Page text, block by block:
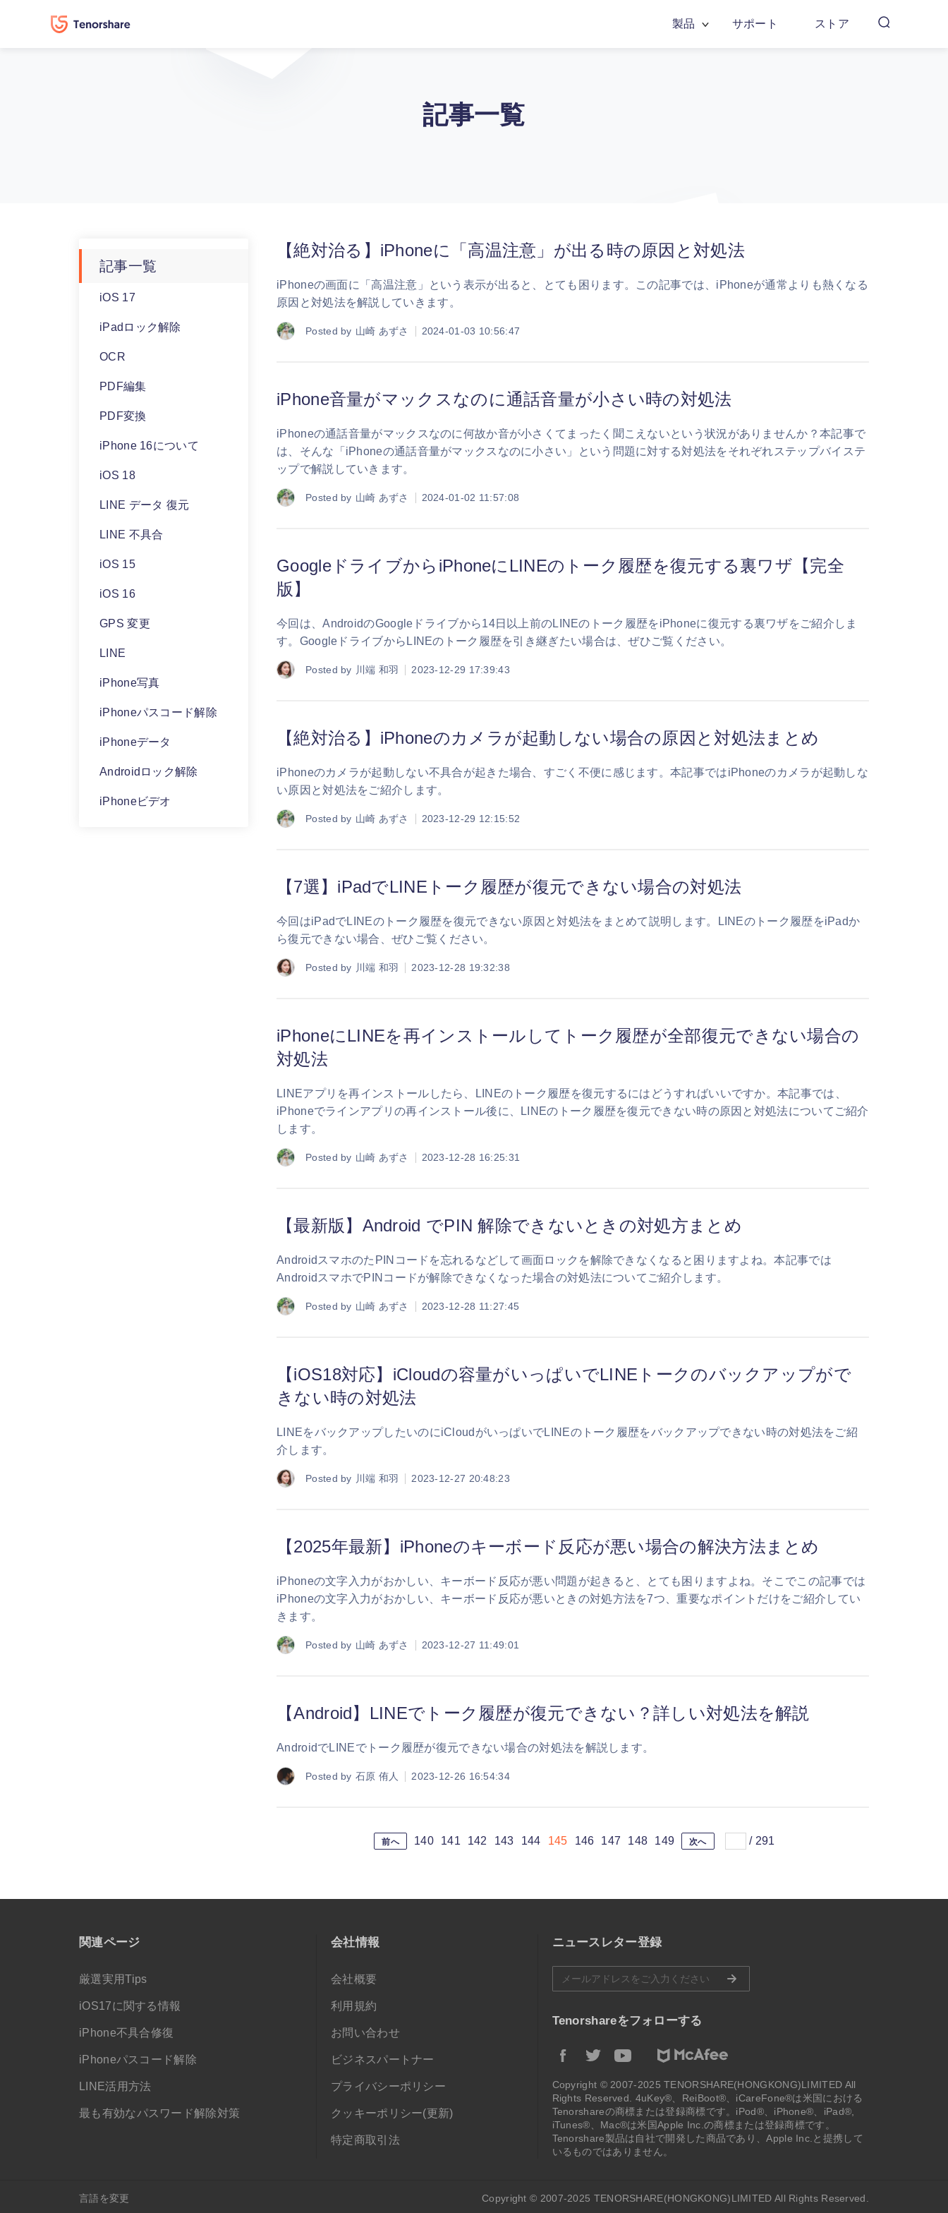
製品 サポート ストア
記事一覧
記事一覧
iOS 17
iPadロック解除
OCR
PDF編集
PDF変換
iPhone 16について
iOS 18
LINE データ 復元
LINE 不具合
iOS 15
iOS 16
GPS 変更
LINE
iPhone写真
iPhoneパスコード解除
iPhoneデータ
Androidロック解除
iPhoneビデオ
【絶対治る】iPhoneに「高温注意」が出る時の原因と対処法
iPhoneの画面に「高温注意」という表示が出ると、とても困ります。この記事では、iPhoneが通常よりも熱くなる
原因と対処法を解説していきます。
Posted by 山崎 あずさ 2024-01-03 10:56:47
iPhone音量がマックスなのに通話音量が小さい時の対処法
iPhoneの通話音量がマックスなのに何故か音が小さくてまったく聞こえないという状況がありませんか？本記事で
は、そんな「iPhoneの通話音量がマックスなのに小さい」という問題に対する対処法をそれぞれステップバイステ
ップで解説していきます。
Posted by 山崎 あずさ 2024-01-02 11:57:08
GoogleドライブからiPhoneにLINEのトーク履歴を復元する裏ワザ【完全
版】
今回は、AndroidのGoogleドライブから14日以上前のLINEのトーク履歴をiPhoneに復元する裏ワザをご紹介しま
す。GoogleドライブからLINEのトーク履歴を引き継ぎたい場合は、ぜひご覧ください。
Posted by 川端 和羽 2023-12-29 17:39:43
【絶対治る】iPhoneのカメラが起動しない場合の原因と対処法まとめ
iPhoneのカメラが起動しない不具合が起きた場合、すごく不便に感じます。本記事ではiPhoneのカメラが起動しな
い原因と対処法をご紹介します。
Posted by 山崎 あずさ 2023-12-29 12:15:52
【7選】iPadでLINEトーク履歴が復元できない場合の対処法
今回はiPadでLINEのトーク履歴を復元できない原因と対処法をまとめて説明します。LINEのトーク履歴をiPadか
ら復元できない場合、ぜひご覧ください。
Posted by 川端 和羽 2023-12-28 19:32:38
iPhoneにLINEを再インストールしてトーク履歴が全部復元できない場合の
対処法
LINEアプリを再インストールしたら、LINEのトーク履歴を復元するにはどうすればいいですか。本記事では、
iPhoneでラインアプリの再インストール後に、LINEのトーク履歴を復元できない時の原因と対処法についてご紹介
します。
Posted by 山崎 あずさ 2023-12-28 16:25:31
【最新版】Android でPIN 解除できないときの対処方まとめ
AndroidスマホのたPINコードを忘れるなどして画面ロックを解除できなくなると困りますよね。本記事では
AndroidスマホでPINコードが解除できなくなった場合の対処法についてご紹介します。
Posted by 山崎 あずさ 2023-12-28 11:27:45
【iOS18対応】iCloudの容量がいっぱいでLINEトークのバックアップがで
きない時の対処法
LINEをバックアップしたいのにiCloudがいっぱいでLINEのトーク履歴をバックアップできない時の対処法をご紹
介します。
Posted by 川端 和羽 2023-12-27 20:48:23
【2025年最新】iPhoneのキーボード反応が悪い場合の解決方法まとめ
iPhoneの文字入力がおかしい、キーボード反応が悪い問題が起きると、とても困りますよね。そこでこの記事では
iPhoneの文字入力がおかしい、キーボード反応が悪いときの対処方法を7つ、重要なポイントだけをご紹介してい
きます。
Posted by 山崎 あずさ 2023-12-27 11:49:01
【Android】LINEでトーク履歴が復元できない？詳しい対処法を解説
AndroidでLINEでトーク履歴が復元できない場合の対処法を解説します。
Posted by 石原 侑人 2023-12-26 16:54:34
前へ 140 141 142 143 144 145 146 147 148 149 次へ / 291
関連ページ
厳選実用Tips
iOS17に関する情報
iPhone不具合修復
iPhoneパスコード解除
LINE活用方法
最も有効なパスワード解除対策
会社情報
会社概要
利用規約
お問い合わせ
ビジネスパートナー
プライバシーポリシー
クッキーポリシー(更新)
特定商取引法
ニュースレター登録
Tenorshareをフォローする
Copyright © 2007-2025 TENORSHARE(HONGKONG)LIMITED All
Rights Reserved. 4uKey®、ReiBoot®、iCareFone®は米国における
Tenorshareの商標または登録商標です。iPod®、iPhone®、iPad®,
iTunes®、Mac®は米国Apple Inc.の商標または登録商標です。
Tenorshare製品は自社で開発した商品であり、Apple Inc.と提携して
いるものではありません。
言語を変更 Copyright © 2007-2025 TENORSHARE(HONGKONG)LIMITED All Rights Reserved.